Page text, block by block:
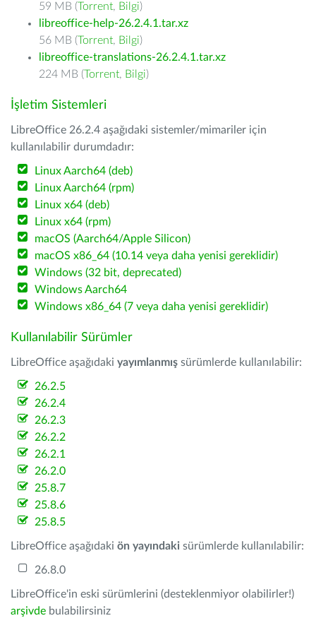
59 MB (Torrent, Bilgi)
libreoffice-help-26.2.4.1.tar.xz
56 MB (Torrent, Bilgi)
libreoffice-translations-26.2.4.1.tar.xz
224 MB (Torrent, Bilgi)
İşletim Sistemleri
LibreOffice 26.2.4 aşağıdaki sistemler/mimariler için
kullanılabilir durumdadır:
Linux Aarch64 (deb)
Linux Aarch64 (rpm)
Linux x64 (deb)
Linux x64 (rpm)
macOS (Aarch64/Apple Silicon)
macOS x86_64 (10.14 veya daha yenisi gereklidir)
Windows (32 bit, deprecated)
Windows Aarch64
Windows x86_64 (7 veya daha yenisi gereklidir)
Kullanılabilir Sürümler
LibreOffice aşağıdaki yayımlanmış sürümlerde kullanılabilir:
26.2.5
26.2.4
26.2.3
26.2.2
26.2.1
26.2.0
25.8.7
25.8.6
25.8.5
LibreOffice aşağıdaki ön yayındaki sürümlerde kullanılabilir:
26.8.0
LibreOffice'in eski sürümlerini (desteklenmiyor olabilirler!)
arşivde bulabilirsiniz